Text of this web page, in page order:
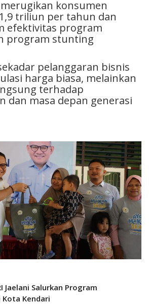
konsumen
triliun per tahun dan
efektivitas program
program stunting
pelanggaran bisnis
harga biasa, melainkan
terhadap
dan masa depan generasi
Jaelani Salurkan Program
Kendari